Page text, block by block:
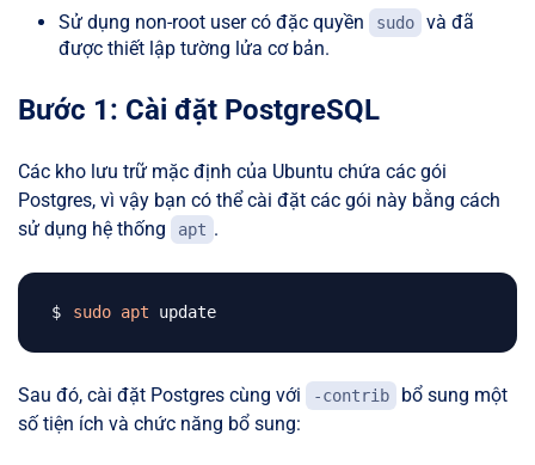
Sử dụng non-root user có đặc quyền
sudo
và đã
được thiết lập tường lửa cơ bản.
Bước 1: Cài đặt PostgreSQL
Các kho lưu trữ mặc định của Ubuntu chứa các gói
Postgres, vì vậy bạn có thể cài đặt các gói này bằng cách
sử dụng hệ thống
apt .
sudo apt
Sau đó, cài đặt Postgres cùng với -contrib
bổ sung một
số tiện ích và chức năng bổ sung: